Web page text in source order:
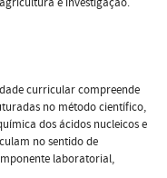
curricular compreende
no método científico,
dos ácidos nucleicos e
no sentido de
laboratorial,